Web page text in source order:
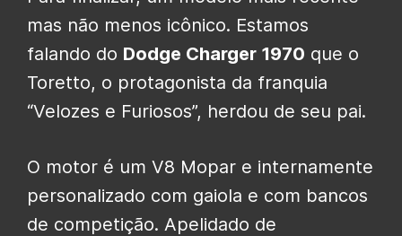
mas não menos icônico. Estamos
falando do Dodge Charger 1970 que o
Toretto, o protagonista da franquia
“Velozes e Furiosos”, herdou de seu pai.
O motor é um V8 Mopar e internamente
personalizado com gaiola e com bancos
de competição. Apelidado de